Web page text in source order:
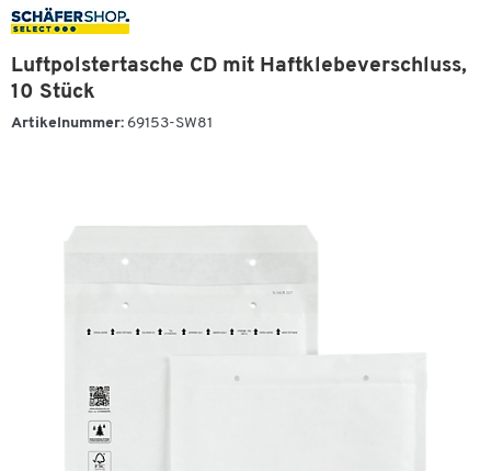
Luftpolstertasche CD mit Haftklebeverschluss,
10 Stück
Artikelnummer: 69153-SW81